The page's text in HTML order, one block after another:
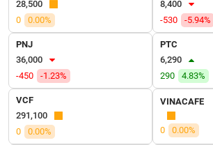
28,500
0
0.00%
8,400
-530
-5.94%
PNJ
36,000
-450
-1.23%
PTC
6,290
290
4.83%
VCF
291,100
0
0.00%
VINACAFE
0 0.00%
CÔNG
NGHỆ
THÔNG
TIN